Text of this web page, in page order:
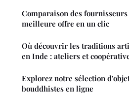
Comparaison des
meilleure offre en un clic
Où découvrir les traditions
en Inde : ateliers et
Explorez notre sélection
bouddhistes en ligne